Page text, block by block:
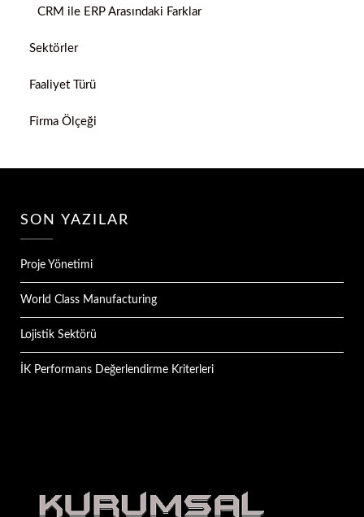
CRM ile ERP Arasındaki Farklar
Sektörler
Faaliyet Türü
Firma Ölçeği
SON YAZILAR
Proje Yönetimi
World Class Manufacturing
Lojistik Sektörü
İK Performans Değerlendirme Kriterleri